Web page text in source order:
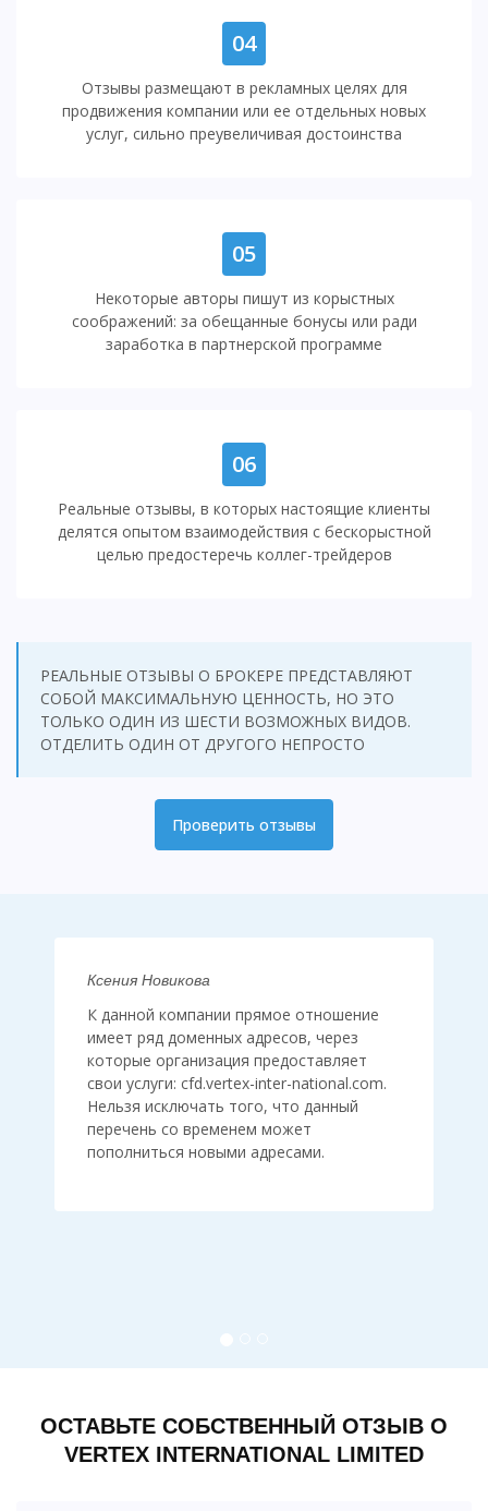
04
Отзывы размещают в рекламных целях для
продвижения компании или ее отдельных новых
услуг, сильно преувеличивая достоинства
05
Некоторые авторы пишут из корыстных
соображений: за обещанные бонусы или ради
заработка в партнерской программе
06
Реальные отзывы, в которых настоящие клиенты
делятся опытом взаимодействия с бескорыстной
целью предостеречь коллег-трейдеров
РЕАЛЬНЫЕ ОТЗЫВЫ О БРОКЕРЕ ПРЕДСТАВЛЯЮТ
СОБОЙ МАКСИМАЛЬНУЮ ЦЕННОСТЬ, НО ЭТО
ТОЛЬКО ОДИН ИЗ ШЕСТИ ВОЗМОЖНЫХ ВИДОВ.
ОТДЕЛИТЬ ОДИН ОТ ДРУГОГО НЕПРОСТО
Проверить отзывы
Ксения Новикова
К данной компании прямое отношение
имеет ряд доменных адресов, через
которые организация предоставляет
свои услуги: cfd.vertex-inter-national.com.
Нельзя исключать того, что данный
перечень со временем может
пополниться новыми адресами.
ОСТАВЬТЕ СОБСТВЕННЫЙ ОТЗЫВ О
VERTEX INTERNATIONAL LIMITED